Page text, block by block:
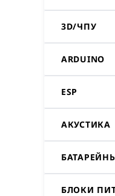
3D/ЧПУ
ARDUINO
ESP
АКУСТИКА
БЛОКИ